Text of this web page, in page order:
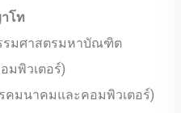
โท
มศาสตรมหาบัณฑิต
มพิวเตอร์)
มนาคมและคอมพิวเตอร์)